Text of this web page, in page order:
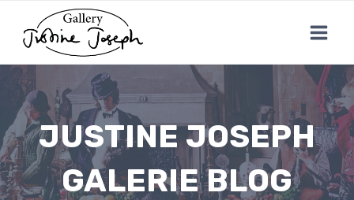
contenu
JUSTINE JOSEPH
GALERIE BLOG